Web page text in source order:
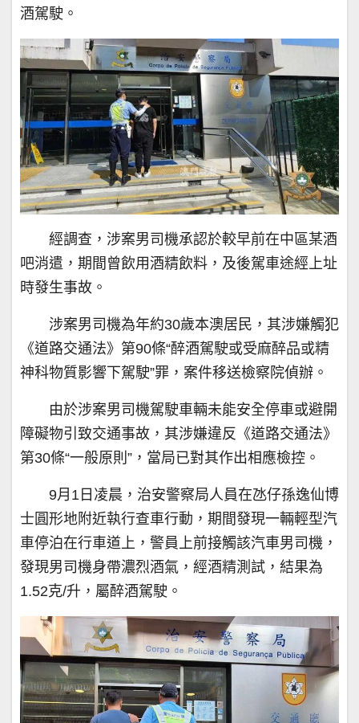
酒駕駛。
經調查，涉案男司機承認於較早前在中區某酒
吧消遣，期間曾飲用酒精飲料，及後駕車途經上址
時發生事故。
涉案男司機為年約30歲本澳居民，其涉嫌觸犯
《道路交通法》第90條“醉酒駕駛或受麻醉品或精
神科物質影響下駕駛”罪，案件移送檢察院偵辦。
由於涉案男司機駕駛車輛未能安全停車或避開
障礙物引致交通事故，其涉嫌違反《道路交通法》
第30條“一般原則”，當局已對其作出相應檢控。
9月1日凌晨，治安警察局人員在氹仔孫逸仙博
士圓形地附近執行查車行動，期間發現一輛輕型汽
車停泊在行車道上，警員上前接觸該汽車男司機，
發現男司機身帶濃烈酒氣，經酒精測試，結果為
1.52克/升，屬醉酒駕駛。